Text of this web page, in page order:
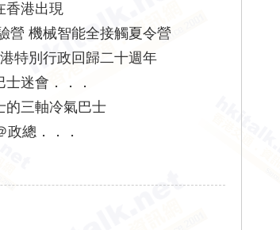
香港出現
營 機械智能全接觸夏令營
特別行政回歸二十週年
迷會．．．
的三軸冷氣巴士
總．．．